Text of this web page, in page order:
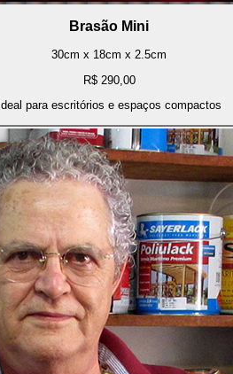
Brasão Mini
30cm x 18cm x 2.5cm
R$ 290,00
Ideal para escritórios e espaços compactos